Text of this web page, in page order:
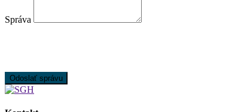
Správa
Odoslať správu